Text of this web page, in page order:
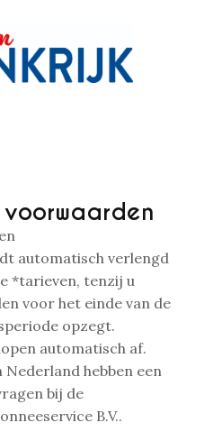
automatisch verlengd
*tarieven, tenzij u
voor het einde van de
opzegt.
automatisch af.
hebben een
bij de
B.V..